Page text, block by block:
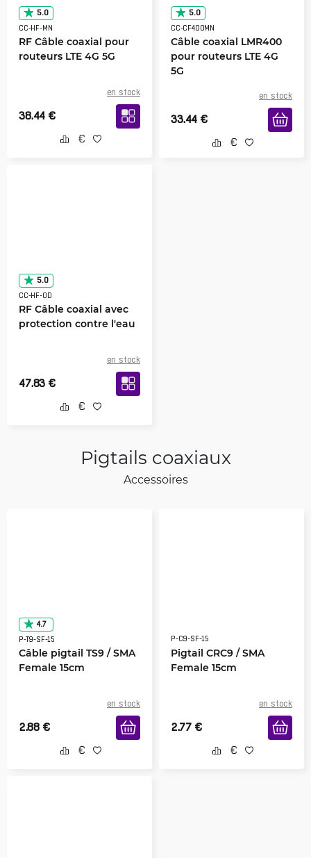
5.0
CC-HF-MN
RF Câble coaxial pour
routeurs LTE 4G 5G
en stock
38.44 €
5.0
CC-CF400MN
Câble coaxial LMR400
pour routeurs LTE 4G
5G
en stock
33.44 €
5.0
CC-HF-OD
RF Câble coaxial avec
protection contre l'eau
en stock
47.83 €
Pigtails coaxiaux
Accessoires
4.7
P-T9-SF-15
Câble pigtail TS9 / SMA
Female 15cm
en stock
2.88 €
P-C9-SF-15
Pigtail CRC9 / SMA
Female 15cm
en stock
2.77 €